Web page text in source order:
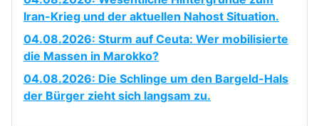
Iran-Krieg und der aktuellen Nahost Situation.
04.08.2026: Sturm auf Ceuta: Wer mobilisierte
die Massen in Marokko?
04.08.2026: Die Schlinge um den Bargeld-Hals
der Bürger zieht sich langsam zu.